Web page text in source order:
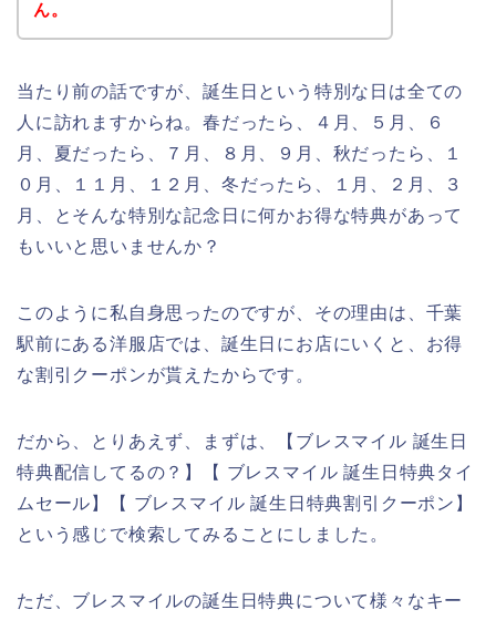
ん。
当たり前の話ですが、誕生日という特別な日は全ての
人に訪れますからね。春だったら、４月、５月、６
月、夏だったら、７月、８月、９月、秋だったら、１
０月、１１月、１２月、冬だったら、１月、２月、３
月、とそんな特別な記念日に何かお得な特典があって
もいいと思いませんか？
このように私自身思ったのですが、その理由は、千葉
駅前にある洋服店では、誕生日にお店にいくと、お得
な割引クーポンが貰えたからです。
だから、とりあえず、まずは、【ブレスマイル 誕生日
特典配信してるの？】【 ブレスマイル 誕生日特典タイ
ムセール】【 ブレスマイル 誕生日特典割引クーポン】
という感じで検索してみることにしました。
ただ、ブレスマイルの誕生日特典について様々なキー